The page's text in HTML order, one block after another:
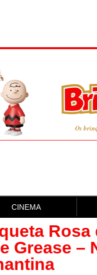
Os
CINEMA
Rosa
Grease –